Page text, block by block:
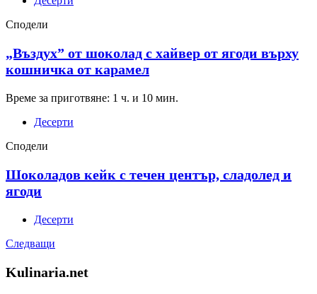
Сподели
„Въздух” от шоколад с хайвер от ягоди върху
кошничка от карамел
Време за приготвяне: 1 ч. и 10 мин.
Десерти
Сподели
Шоколадов кейк с течен център, сладолед и
ягоди
Десерти
Следващи
Kulinaria.net